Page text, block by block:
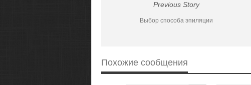
Previous Story
Выбор способа эпиляции
Похожие сообщения